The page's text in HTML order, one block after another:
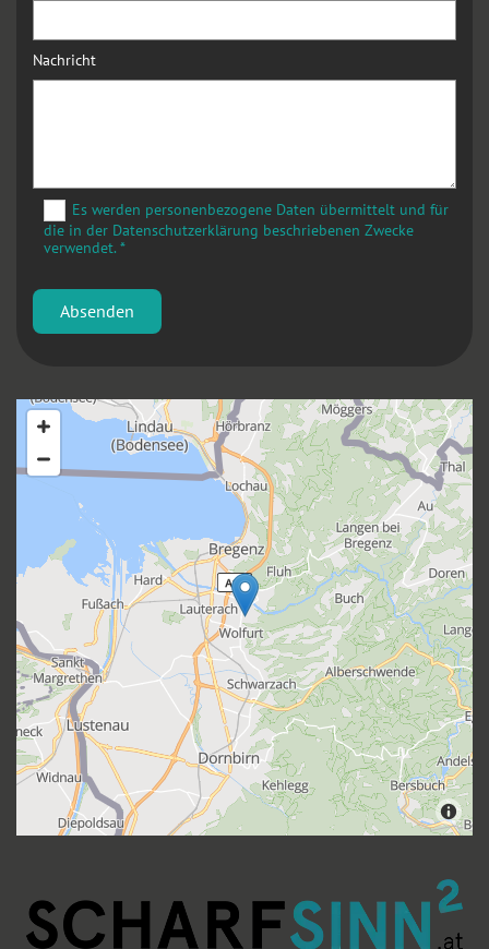
Nachricht
Es werden personenbezogene Daten übermittelt und für
die in der Datenschutzerklärung beschriebenen Zwecke
verwendet. *